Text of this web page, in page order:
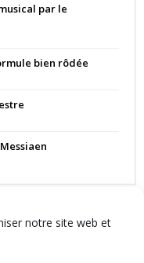
notre site web et
par le
bien rôdée